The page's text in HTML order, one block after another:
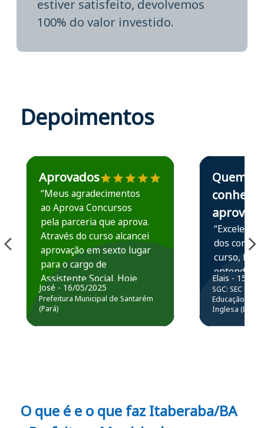
estiver satisfeito, devolvemos
100% do valor investido.
Depoimentos
Estudante José recomenda o Aprova Concursos em
Aprovados
“Meus agradecimentos
ao Aprova Concursos
pela parceria que aprova.
Através do curso alcancei
aprovação em sexto lugar
para o cargo de
Assistente Social. Hoje
estou atuando na
Prefeitura de Santarém.
José - 16/05/2025
Prefeitura Municipal de Santarém
(Pará)
Estudante Elais
Quem
conhece,
aprova
“Excelente
dos
curso,
entender e
prática
resolução
questões.”
Elais - 15/07/
SGC: SEC BA
Educação
Inglesa (Edital
O que é e o que faz Itaberaba/BA